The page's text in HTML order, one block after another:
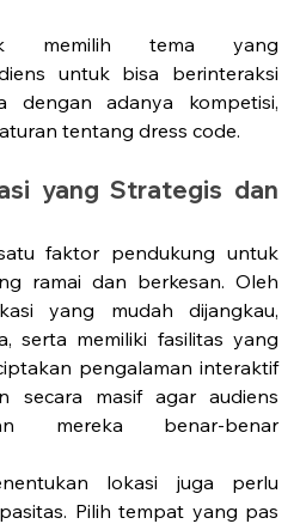
memilih tema yang
untuk bisa berinteraksi
dengan adanya kompetisi,
tentang dress code.
yang Strategis dan
faktor pendukung untuk
ramai dan berkesan. Oleh
yang mudah dijangkau,
serta memiliki fasilitas yang
pengalaman interaktif
secara masif agar audiens
mereka benar-benar
lokasi juga perlu
Pilih tempat yang pas